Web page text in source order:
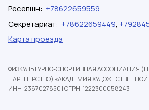
Ресепшн: +78622659559
Секретариат: +78622659449,
Карта проезда
ФИЗКУЛЬТУРНО-СПОРТИВНАЯ АССОЦИАЦИЯ
ПАРТНЕРСТВО) «АКАДЕМИЯ
ИНН: 2367027850 |ОГРН: 1222300058243